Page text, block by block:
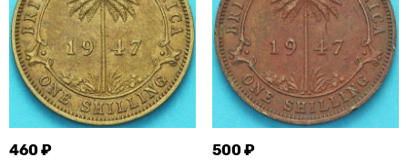
460 ₽ 500 ₽